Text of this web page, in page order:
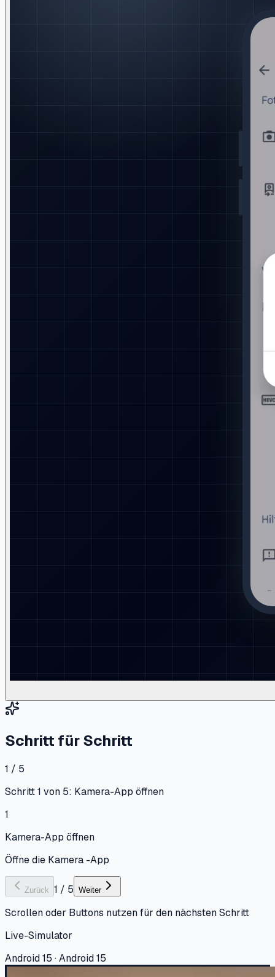
Schritt für Schritt
1 / 5
Schritt 1 von 5: Kamera-App öffnen
1
Kamera-App öffnen
Öffne die Kamera -App
Zurück 1 / 5 Weiter
Scrollen oder Buttons nutzen für den nächsten Schritt
Live-Simulator
Android 15 · Android 15